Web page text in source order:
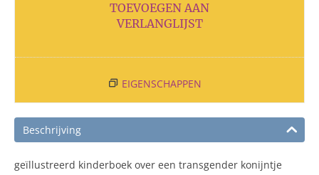
TOEVOEGEN AAN
VERLANGLIJST
EIGENSCHAPPEN
Beschrijving
geïllustreerd kinderboek over een transgender konijntje